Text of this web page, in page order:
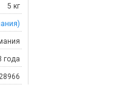
5 кг
года